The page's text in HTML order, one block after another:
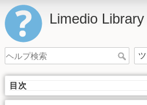
Limedio
目次